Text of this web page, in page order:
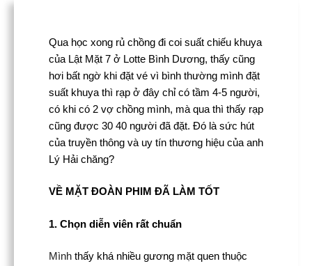
Qua học xong rủ chồng đi coi suất chiếu khuya
của Lật Mặt 7 ở Lotte Bình Dương, thấy cũng
hơi bất ngờ khi đặt vé vì bình thường mình đặt
suất khuya thì rạp ở đây chỉ có tầm 4-5 người,
có khi có 2 vợ chồng mình, mà qua thì thấy rạp
cũng được 30 40 người đã đặt. Đó là sức hút
của truyền thông và uy tín thương hiệu của anh
Lý Hải chăng?
VỀ MẶT ĐOÀN PHIM ĐÃ LÀM TỐT
1. Chọn diễn viên rất chuẩn
Mình thấy khá nhiều gương mặt quen thuộc